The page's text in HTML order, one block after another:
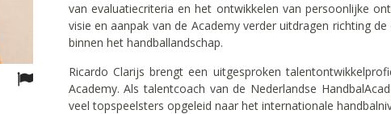
van evaluatiecriteria en het ontwikkelen van persoonlijke
visie en aanpak van de Academy verder uitdragen richting
binnen het handballandschap.
Ricardo Clarijs brengt een uitgesproken
Academy. Als talentcoach van de Nederlandse
veel topspeelsters opgeleid naar het internationale